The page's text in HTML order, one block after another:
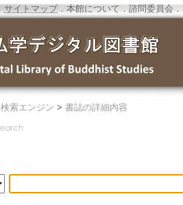
サイトマップ．本館について ． 諮問委員会 ．
検索エンジン > 書誌の詳細内容